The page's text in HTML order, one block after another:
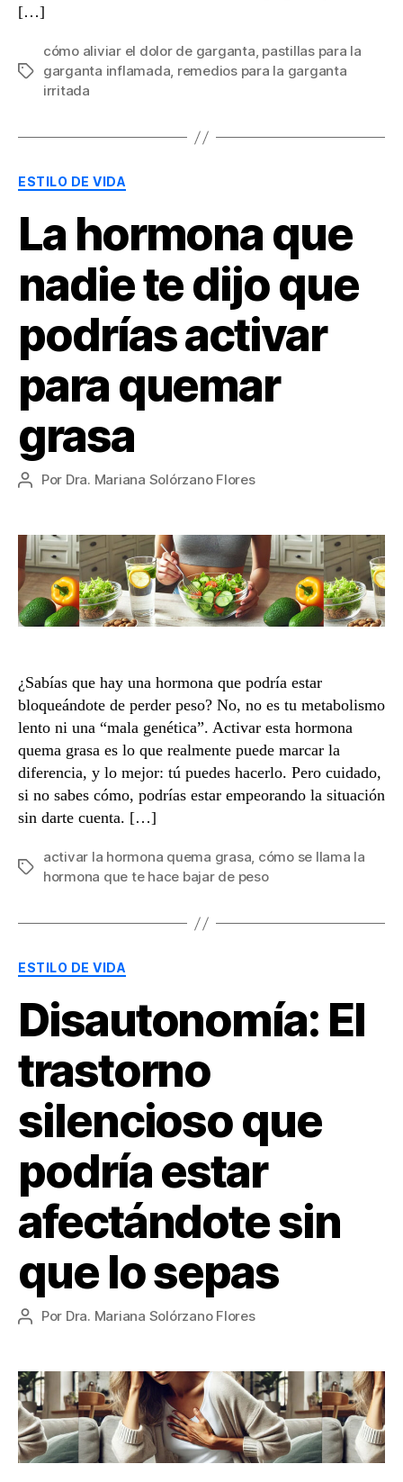
[…]
Etiquetas
cómo aliviar el dolor de garganta, pastillas para la
garganta inflamada, remedios para la garganta
irritada
ESTILO DE VIDA
La hormona que
nadie te dijo que
podrías activar
para quemar
grasa
Autor
entrada
Por Dra. Mariana Solórzano Flores
¿Sabías que hay una hormona que podría estar
bloqueándote de perder peso? No, no es tu metabolismo
lento ni una “mala genética”. Activar esta hormona
quema grasa es lo que realmente puede marcar la
diferencia, y lo mejor: tú puedes hacerlo. Pero cuidado,
si no sabes cómo, podrías estar empeorando la situación
sin darte cuenta. […]
Etiquetas
activar la hormona quema grasa, cómo se llama la
hormona que te hace bajar de peso
ESTILO DE VIDA
Disautonomía: El
trastorno
silencioso que
podría estar
afectándote sin
que lo sepas
Autor
entrada
Por Dra. Mariana Solórzano Flores